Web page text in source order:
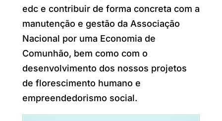
edc e contribuir de forma concreta com a
manutenção e gestão da Associação
Nacional por uma Economia de
Comunhão, bem como com o
desenvolvimento dos nossos projetos
de florescimento humano e
empreendedorismo social.